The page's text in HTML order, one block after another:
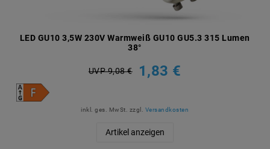
LED GU10 3,5W 230V Warmweiß GU10 GU5.3 315 Lumen
38°
UVP 9,08 € 1,83 €
inkl. ges. MwSt. zzgl. Versandkosten
Artikel anzeigen